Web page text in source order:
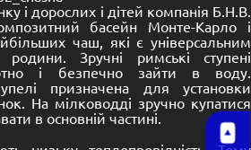
і дорослих і дітей компанія Б.Н.В.
басейн Монте-Карло і
чаш, які є універсальним
Зручні римські ступені
і безпечно зайти в воду.
призначена для установки
На мілководді зручно купатися
в основній частині.